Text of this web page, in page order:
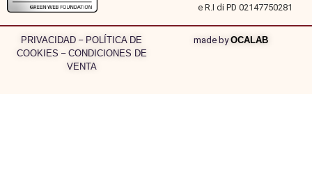
e R.I di PD 02147750281
PRIVACIDAD – POLÍTICA DE
COOKIES – CONDICIONES DE
VENTA
made byOCALAB